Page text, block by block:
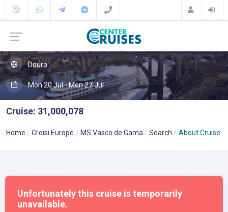
Douro
Mon 20 Jul - Mon 27 Jul
Cruise: 31,000,078
Home Croisi Europe MS Vasco de Gama Search About Cruise
Unfortunately this cruise is temporarily
unavailable.